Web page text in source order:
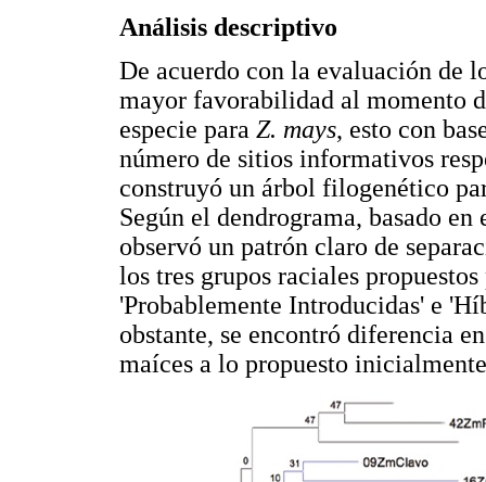
Análisis descriptivo
De acuerdo con la evaluación de
mayor favorabilidad al momento
especie para Z. mays, esto con
número de sitios informativos
construyó un árbol filogenético
Según el dendrograma, basado
observó un patrón claro de
los tres grupos raciales
'Probablemente Introducidas' e
obstante, se encontró diferencia
maíces a lo propuesto